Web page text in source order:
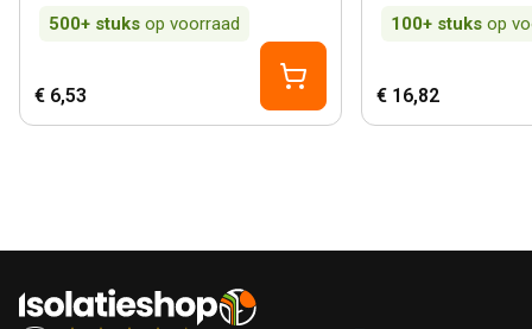
500+ stuks op voorraad
€ 6,53
100+ stuks op
€ 16,82